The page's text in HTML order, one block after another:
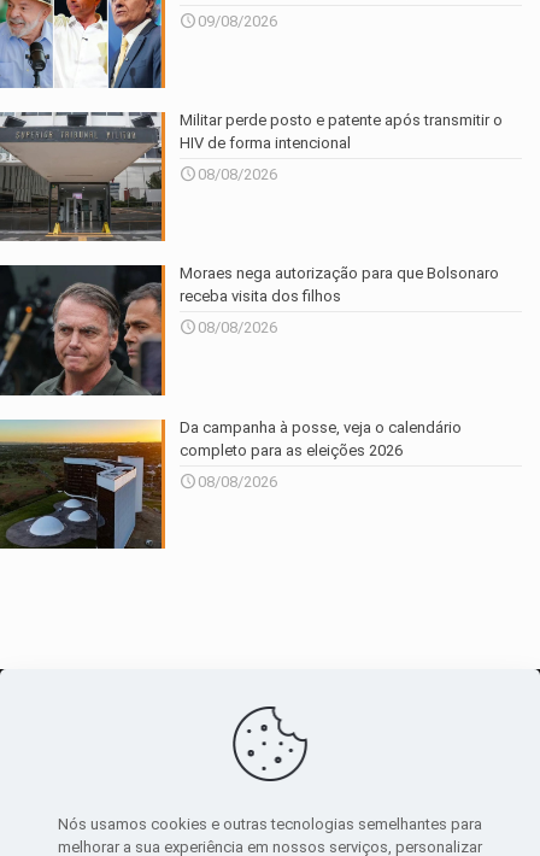
09/08/2026
Militar perde posto e patente após transmitir o
HIV de forma intencional
08/08/2026
Moraes nega autorização para que Bolsonaro
receba visita dos filhos
08/08/2026
Da campanha à posse, veja o calendário
completo para as eleições 2026
08/08/2026
canal de notícias
Nós usamos cookies e outras tecnologias semelhantes para
melhorar a sua experiência em nossos serviços, personalizar